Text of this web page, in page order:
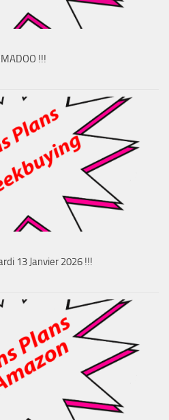
!!!
13 Janvier 2026 !!!